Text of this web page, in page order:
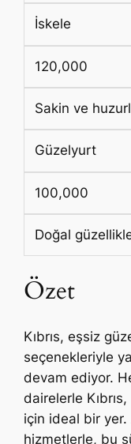
İskele
120,000
Sakin ve
Güzelyurt
100,000
Doğal
Özet
Kıbrıs, eşsiz
seçenekleriyle
devam ediyor.
dairelerle
için ideal bir yer.
hizmetlerle, bu